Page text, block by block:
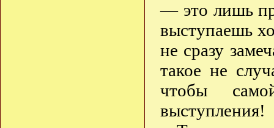
— это лишь
выступаешь
не сразу
такое не
чтобы
выступления!